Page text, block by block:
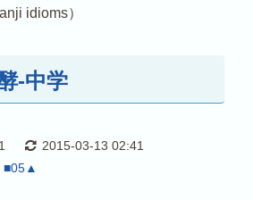
idioms）
-中学
2015-03-13 02:41
■05▲